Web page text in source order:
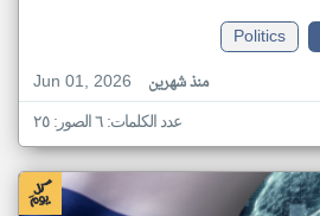
Politics
Jun 01, 2026
منذ شهرين
عدد الكلمات: ٦ الصور: ٢٥